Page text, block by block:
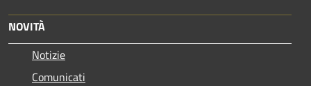
NOVITÀ
Notizie
Comunicati